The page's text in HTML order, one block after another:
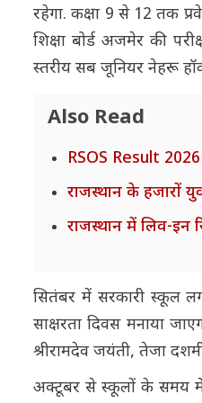
रहेगा. कक्षा 9 से 12 तक
शिक्षा बोर्ड अजमेर की
स्तरीय सब जूनियर नेहरू
Also Read
RSOS Result
राजस्थान के हजारों
राजस्थान में लिव-इन
सितंबर में सरकारी स्कूल
साक्षरता दिवस मनाया
श्रीरामदेव जयंती, तेजा
अक्टूबर से स्कूलों के समय